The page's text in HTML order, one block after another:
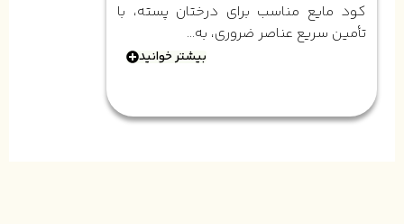
کود مایع مناسب برای درختان پسته، با
تأمین سریع عناصر ضروری، به...
بیشتر خوانید